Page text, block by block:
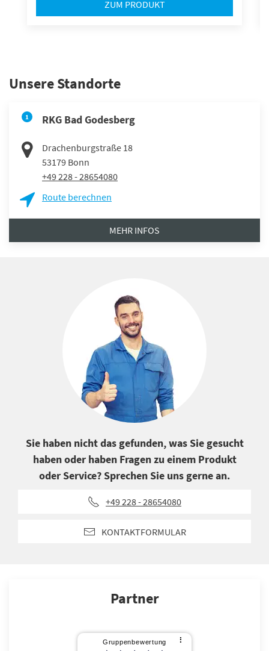
ZUM PRODUKT
Unsere Standorte
1 RKG Bad Godesberg
Drachenburgstraße 18
53179 Bonn
+49 228 - 28654080
Route berechnen
MEHR INFOS
Sie haben nicht das gefunden, was Sie gesucht
haben oder haben Fragen zu einem Produkt
oder Service? Sprechen Sie uns gerne an.
+49 228 - 28654080
KONTAKTFORMULAR
Partner